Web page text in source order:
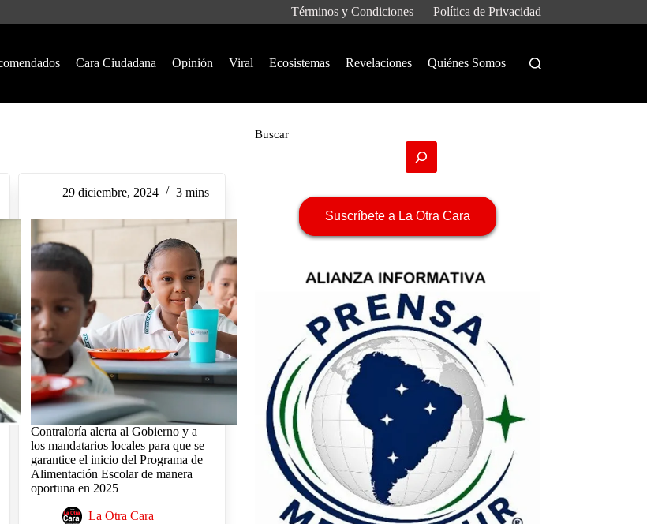
Términos y Condiciones Política de Privacidad
Cara Ciudadana Opinión Viral Ecosistemas Revelaciones Quiénes Somos
29 diciembre, 2024 3 mins
Contraloría alerta al Gobierno y a
los mandatarios locales para que se
garantice el inicio del Programa de
Alimentación Escolar de manera
oportuna en 2025
La Otra Cara
Buscar
Suscríbete a La Otra Cara